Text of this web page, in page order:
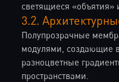
светящиеся «объятия»
3.2.
Полупрозрачные
модулями, создающие
разноцветные
пространствами.